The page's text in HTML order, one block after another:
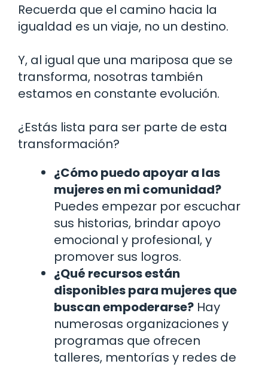
Recuerda que el camino hacia la
igualdad es un viaje, no un destino.
Y, al igual que una mariposa que se
transforma, nosotras también
estamos en constante evolución.
¿Estás lista para ser parte de esta
transformación?
¿Cómo puedo apoyar a las
mujeres en mi comunidad?
Puedes empezar por escuchar
sus historias, brindar apoyo
emocional y profesional, y
promover sus logros.
¿Qué recursos están
disponibles para mujeres que
buscan empoderarse? Hay
numerosas organizaciones y
programas que ofrecen
talleres, mentorías y redes de